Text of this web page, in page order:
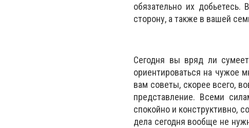
обязательно их
сторону, а также в вашей
Сегодня вы вряд ли
ориентироваться на чужое
вам советы, скорее всего,
представление. Всеми
спокойно и конструктивно,
дела сегодня вообще не